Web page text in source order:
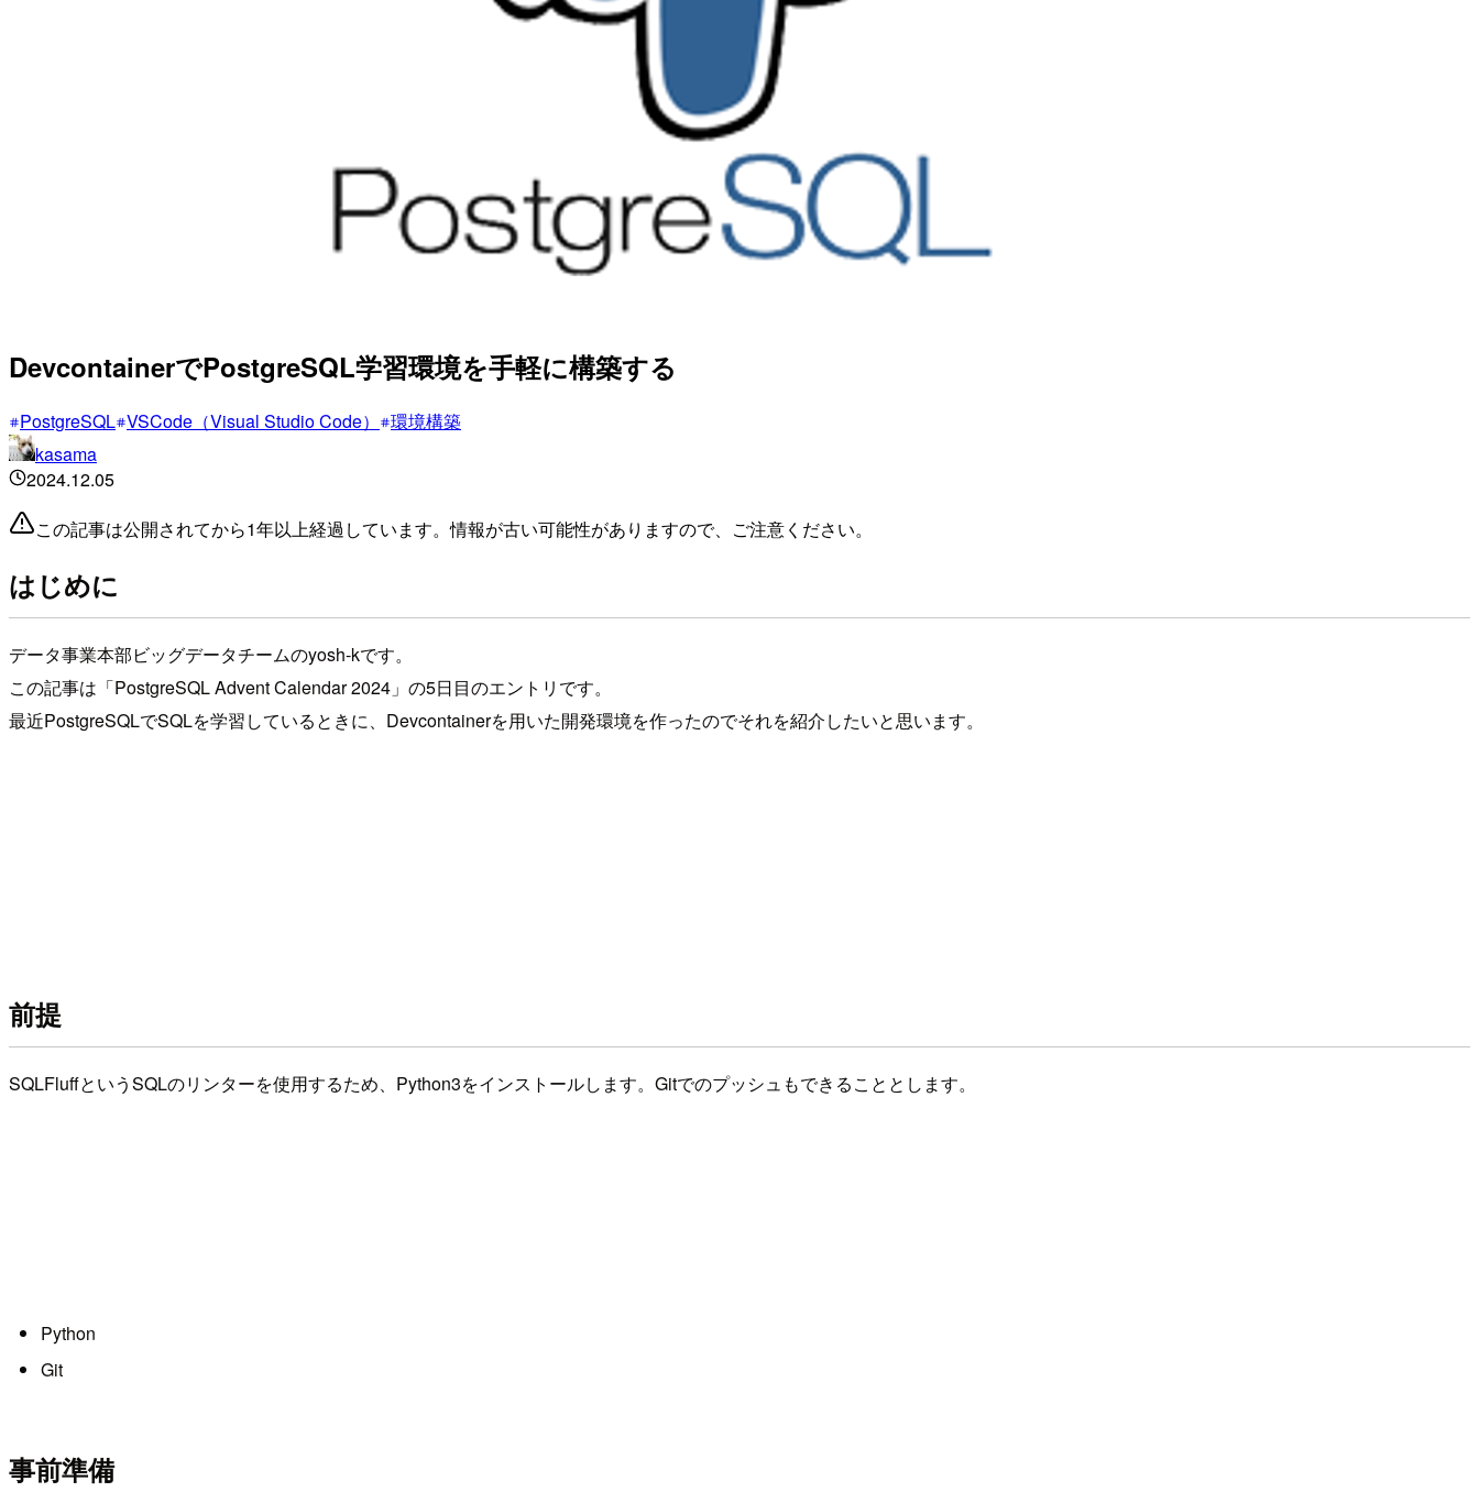
DevcontainerでPostgreSQL学習環境を手軽に構築する
PostgreSQL VSCode（Visual Studio Code）
環境構築
kasama
2024.12.05
この記事は公開されてから1年以上経過しています。情報が古い可能性がありますので、ご注意ください。
はじめに
データ事業本部ビッグデータチームのyosh-kです。
この記事は「PostgreSQL Advent Calendar 2024」の5日目のエントリです。
最近PostgreSQLでSQLを学習しているときに、Devcontainerを用いた開発環境を作ったのでそれを紹介したいと思います。
前提
SQLFluffというSQLのリンターを使用するため、Python3をインストールします。Gitでのプッシュもできることとします。
Python
Git
事前準備